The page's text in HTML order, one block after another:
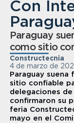
Con
Paraguay
como sitio
Constructecnia
4 de marzo de
Paraguay
sitio confiable
delegaciones
confirmaron su
feria
mayo en el